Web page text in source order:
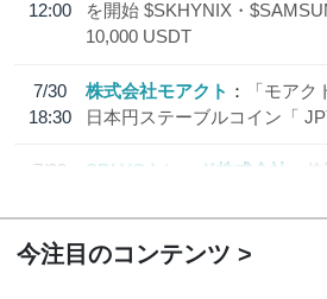
12:00
を開始 $SKHYNIX・
10,000 USDT
7/30
18:30
株式会社モアクト
「モア
日本円ステーブルコイン「
7/29
SBI VCトレード株式会社
今注目のコンテンツ